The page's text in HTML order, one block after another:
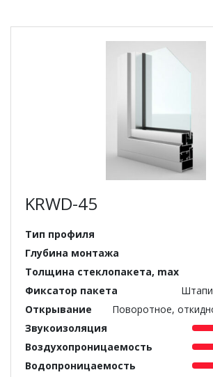
KRWD-45
Тип профиля
Глубина монтажа
Толщина стеклопакета, max
Фиксатор пакета
Открывание
Поворотное,
Звукоизоляция
Воздухопроницаемость
Водопроницаемость